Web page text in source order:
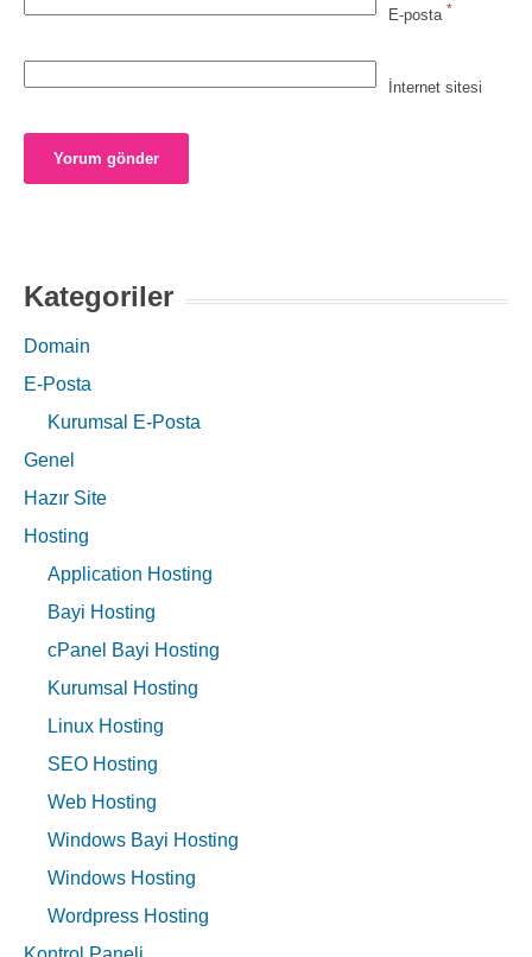
E-posta *
İnternet sitesi
Kategoriler
Domain
E-Posta
Kurumsal E-Posta
Genel
Hazır Site
Hosting
Application Hosting
Bayi Hosting
cPanel Bayi Hosting
Kurumsal Hosting
Linux Hosting
SEO Hosting
Web Hosting
Windows Bayi Hosting
Windows Hosting
Wordpress Hosting